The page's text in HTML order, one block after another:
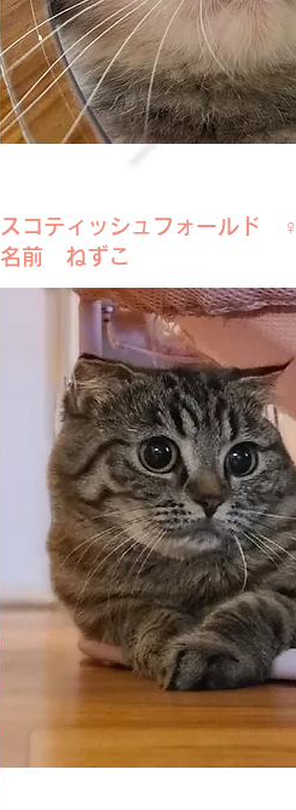
スコティッシュフォールド ♀
名前 ねずこ